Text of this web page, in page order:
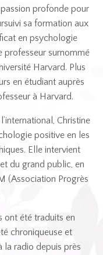
passion profonde pour
sa formation aux
en psychologie
professeur surnommé
Harvard. Plus
en étudiant auprès
à Harvard.
Christine
positive en les
Elle intervient
du grand public, en
(Association Progrès
ont été traduits en
chroniqueuse et
la radio depuis près